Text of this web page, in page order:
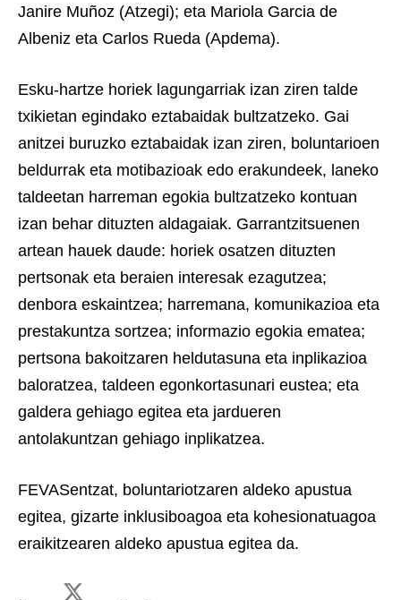
Janire Muñoz (Atzegi); eta Mariola Garcia de
Albeniz eta Carlos Rueda (Apdema).
Esku-hartze horiek lagungarriak izan ziren talde
txikietan egindako eztabaidak bultzatzeko. Gai
anitzei buruzko eztabaidak izan ziren, boluntarioen
beldurrak eta motibazioak edo erakundeek, laneko
taldeetan harreman egokia bultzatzeko kontuan
izan behar dituzten aldagaiak. Garrantzitsuenen
artean hauek daude: horiek osatzen dituzten
pertsonak eta beraien interesak ezagutzea;
denbora eskaintzea; harremana, komunikazioa eta
prestakuntza sortzea; informazio egokia ematea;
pertsona bakoitzaren heldutasuna eta inplikazioa
baloratzea, taldeen egonkortasunari eustea; eta
galdera gehiago egitea eta jardueren
antolakuntzan gehiago inplikatzea.
FEVASentzat, boluntariotzaren aldeko apustua
egitea, gizarte inklusiboagoa eta kohesionatuagoa
eraikitzearen aldeko apustua egitea da.